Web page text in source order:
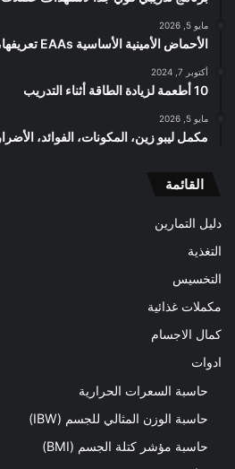
مايو 5, 2026
الأحماض الأمينية الأساسية EAAs تعريفها، أهميتها، مصادرها، وفوائدها
أكتوبر 7, 2024
10 أطعمة لزيادة الطاقة أثناء التدريب
مايو 5, 2026
مكمل ليبو زين، المكونات، الفوائد،
القائمة
دليل التمارين
التغذية
التخسيس
مكملات غذائية
كمال الاجسام
ادوات
حاسبة السعرات الحرارية
حاسبة الوزن المثالي للجسم (IBW)
حاسبة مؤشر كتلة الجسم (BMI)